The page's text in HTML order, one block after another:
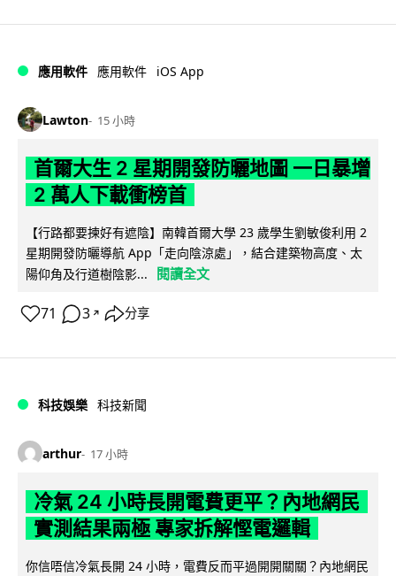
應用軟件 應用軟件 iOS App
Lawton 15 小時
首爾大生 2 星期開發防曬地圖 一日暴增
2 萬人下載衝榜首
【行路都要揀好有遮陰】南韓首爾大學 23 歲學生劉敏俊利用 2
星期開發防曬導航 App「走向陰涼處」，結合建築物高度、太
陽仰角及行道樹陰影...
閱讀全文
71 3 ↗ 分享
科技娛樂 科技新聞
arthur 17 小時
冷氣 24 小時長開電費更平？內地網民
實測結果兩極 專家拆解慳電邏輯
你信唔信冷氣長開 24 小時，電費反而平過開開關關？內地網民